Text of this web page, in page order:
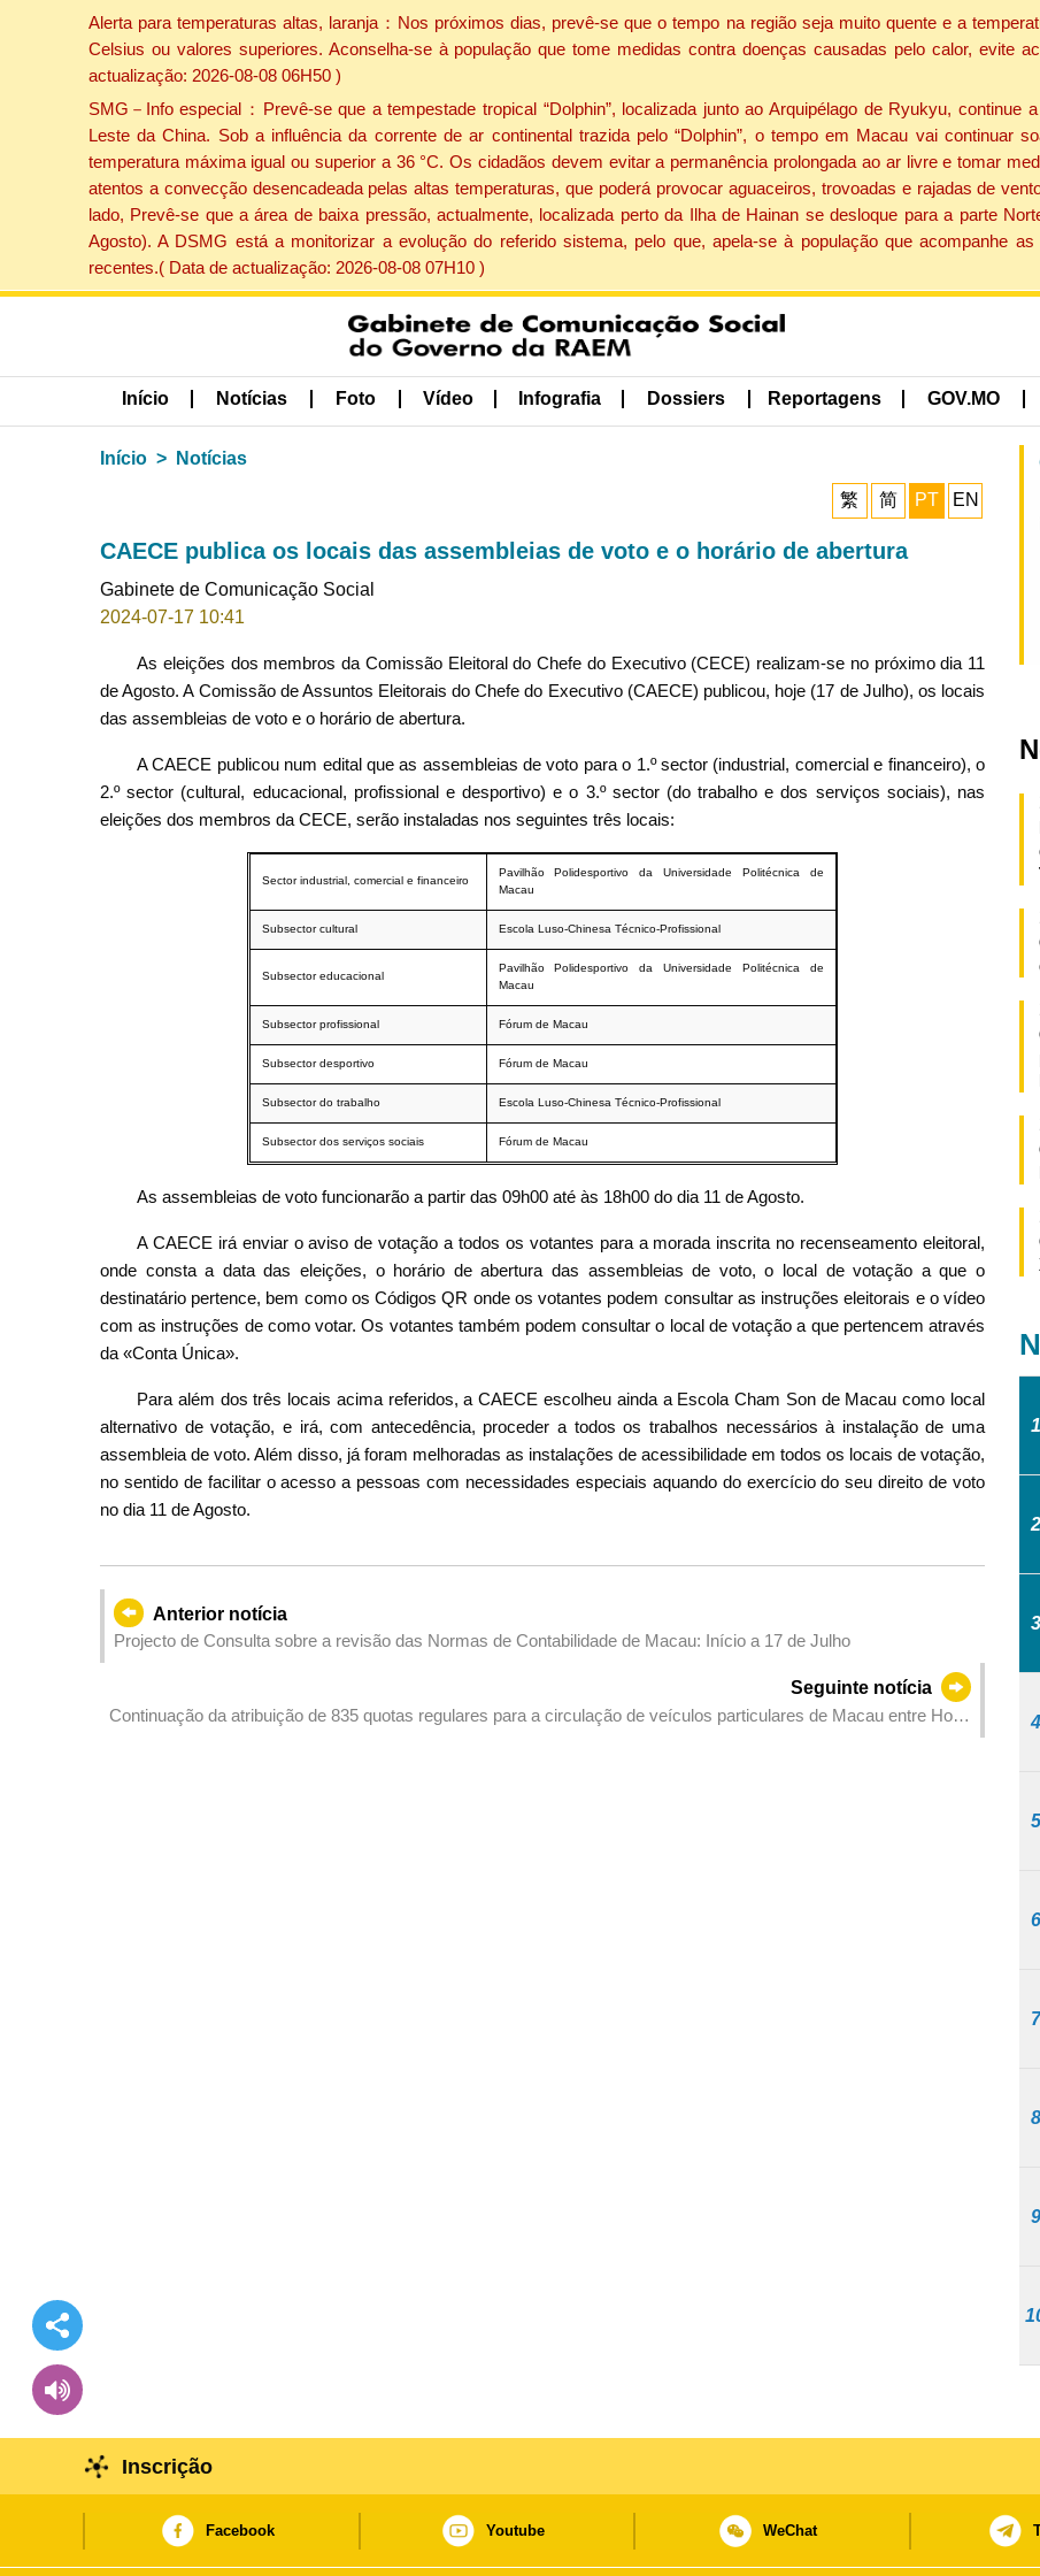
Alerta para temperaturas altas, laranja：Nos próximos dias, prevê-se que o tempo na região seja muito quente e a
Celsius ou valores superiores. Aconselha-se à população que tome medidas contra doenças causadas pelo calor, evite
actualização: 2026-08-08 06H50 )
SMG－Info especial：Prevê-se que a tempestade tropical “Dolphin”, localizada junto ao Arquipélago de Ryukyu,
Leste da China. Sob a influência da corrente de ar continental trazida pelo “Dolphin”, o tempo em Macau vai continuar
temperatura máxima igual ou superior a 36 °C. Os cidadãos devem evitar a permanência prolongada ao ar livre e tomar
atentos a convecção desencadeada pelas altas temperaturas, que poderá provocar aguaceiros, trovoadas e rajadas de
lado, Prevê-se que a área de baixa pressão, actualmente, localizada perto da Ilha de Hainan se desloque para a parte
Agosto). A DSMG está a monitorizar a evolução do referido sistema, pelo que, apela-se à população que acompanhe
recentes.( Data de actualização: 2026-08-08 07H10 )
Início Notícias Foto Vídeo Infografia Dossiers Reportagens GOV.MO
Início Notícias
繁 简 PT EN
CAECE publica os locais das assembleias de voto e o horário de abertura
Gabinete de Comunicação Social
2024-07-17 10:41
As eleições dos membros da Comissão Eleitoral do Chefe do Executivo (CECE) realizam-se no próximo dia 11
de Agosto. A Comissão de Assuntos Eleitorais do Chefe do Executivo (CAECE) publicou, hoje (17 de Julho), os locais
das assembleias de voto e o horário de abertura.
A CAECE publicou num edital que as assembleias de voto para o 1.º sector (industrial, comercial e financeiro), o
2.º sector (cultural, educacional, profissional e desportivo) e o 3.º sector (do trabalho e dos serviços sociais), nas
eleições dos membros da CECE, serão instaladas nos seguintes três locais:
Sector industrial, comercial e financeiro
Pavilhão Polidesportivo da Universidade Politécnica de
Macau
Subsector cultural Escola Luso-Chinesa Técnico-Profissional
Subsector educacional
Pavilhão Polidesportivo da Universidade Politécnica de
Macau
Subsector profissional Fórum de Macau
Subsector desportivo Fórum de Macau
Subsector do trabalho Escola Luso-Chinesa Técnico-Profissional
Subsector dos serviços sociais Fórum de Macau
As assembleias de voto funcionarão a partir das 09h00 até às 18h00 do dia 11 de Agosto.
A CAECE irá enviar o aviso de votação a todos os votantes para a morada inscrita no recenseamento eleitoral,
onde consta a data das eleições, o horário de abertura das assembleias de voto, o local de votação a que o
destinatário pertence, bem como os Códigos QR onde os votantes podem consultar as instruções eleitorais e o vídeo
com as instruções de como votar. Os votantes também podem consultar o local de votação a que pertencem através
da «Conta Única».
Para além dos três locais acima referidos, a CAECE escolheu ainda a Escola Cham Son de Macau como local
alternativo de votação, e irá, com antecedência, proceder a todos os trabalhos necessários à instalação de uma
assembleia de voto. Além disso, já foram melhoradas as instalações de acessibilidade em todos os locais de votação,
no sentido de facilitar o acesso a pessoas com necessidades especiais aquando do exercício do seu direito de voto
no dia 11 de Agosto.
Anterior notícia
Projecto de Consulta sobre a revisão das Normas de Contabilidade de Macau: Início a 17 de Julho
Seguinte notícia
Continuação da atribuição de 835 quotas regulares para a circulação de veículos particulares de Macau entre Hong
1
2
3
4
5
6
7
8
9
Inscrição
Facebook Youtube WeChat